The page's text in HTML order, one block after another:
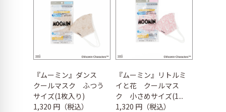
『ムーミン』ダンス
クールマスク ふつう
サイズ(1枚入り)
1,320 円（税込）
『ムーミン』リトルミ
イと花 クールマス
ク 小さめサイズ(1...
1,320 円（税込）